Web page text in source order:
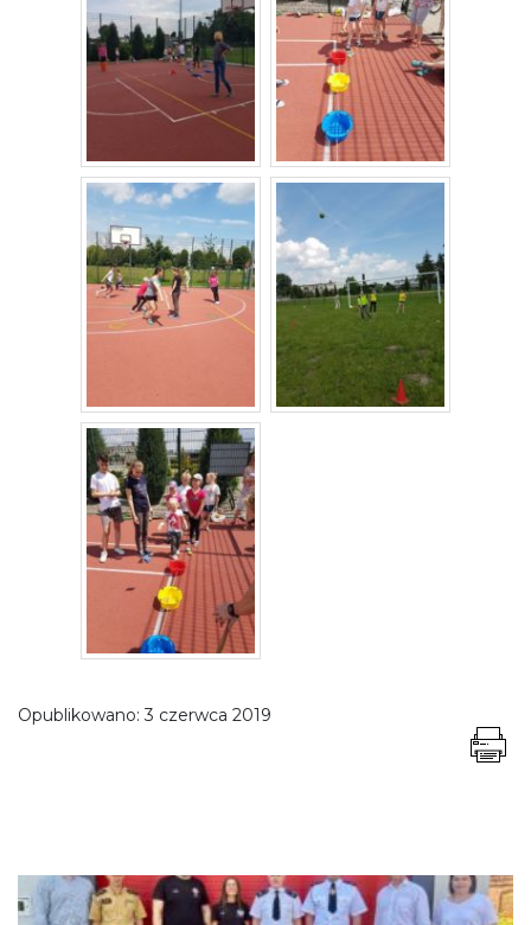
Opublikowano:3 czerwca 2019